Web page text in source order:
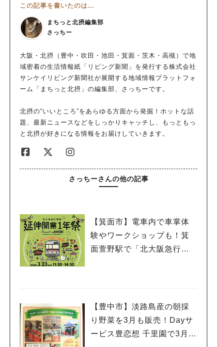
この記事を書いたのは…
まちっと北摂編集部
さっちー
大阪・北摂（豊中・吹田・池田・箕面・茨木・高槻）で地
域密着の生活情報紙「リビング新聞」を発行する株式会社
サンケイリビング新聞社が展開する地域情報プラットフォ
ーム「まちっと北摂」の編集部、さっちーです。
北摂の“いいところ”をあらゆる方面から発掘！ホットな話
題、最新ニュースなどをしっかりキャッチし、もっともっ
と北摂が好きになる情報をお届けしていきます。
さっちーさんの他の記事
【箕面市】電車内で車掌体
験やワークショップも！箕
面萱野駅で「北大阪急行電
【豊中市】淡路島産の朝採
り野菜を3月も販売！Dayサ
ービス豊恋想 千里園で3月8